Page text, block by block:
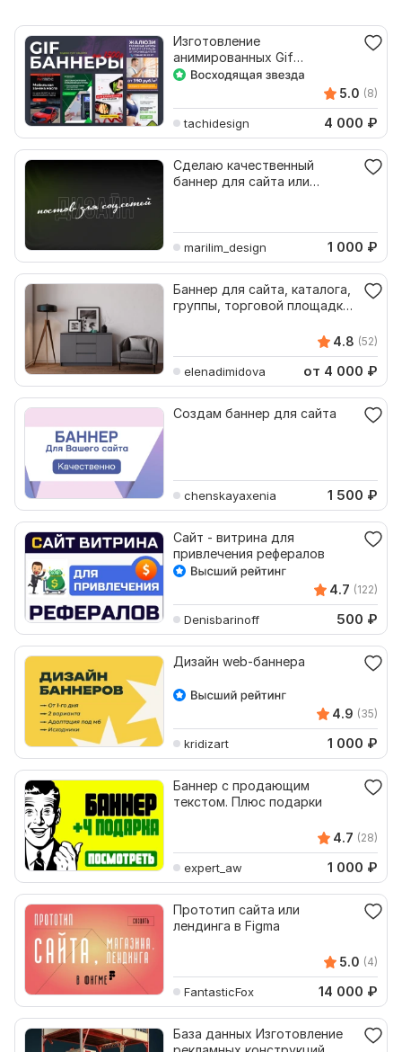
Изготовление
анимированных Gif
баннеров для рекламы на
5.0 (8)
tachidesign 4 000 ₽
Сделаю качественный
баннер для сайта или
marilim_design 1 000 ₽
Баннер для сайта, каталога,
группы, торговой площадки
4.8 (52)
elenadimidova от 4 000 ₽
Создам баннер для сайта
chenskayaxenia 1 500 ₽
Сайт - витрина для
привлечения рефералов
4.7 (122)
Denisbarinoff 500 ₽
Дизайн web-баннера
4.9 (35)
kridizart 1 000 ₽
Баннер с продающим
текстом. Плюс подарки
4.7 (28)
expert_aw 1 000 ₽
Прототип сайта или
лендинга в Figma
5.0 (4)
FantasticFox 14 000 ₽
База данных Изготовление